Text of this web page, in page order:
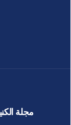
مجلة